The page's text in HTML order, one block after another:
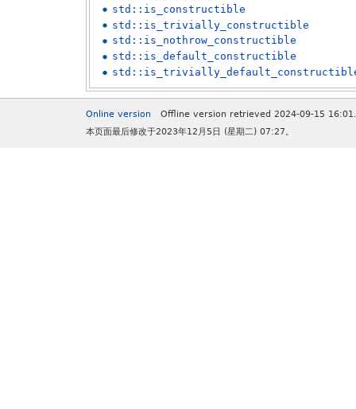
std::is_constructible
std::is_trivially_constructible
std::is_nothrow_constructible
std::is_default_constructible
Online version
Offline version retrieved 2024-09-15 16:01.
本页面最后修改于2023年12月5日 (星期二) 07:27。